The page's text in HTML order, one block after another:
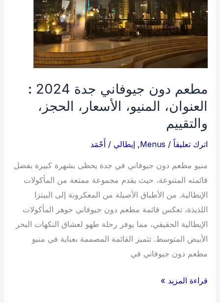
مطعم دون جيوفاني جدة 2024 :
العنوان، المنيو، الأسعار، الحجز،
والتقييم
اترك تعليقاً /
Menus
, إيطالي /أَحْمَد
منيو مطعم دون جيوفاني في جدة يحظى بشهرة كبيرة بفضل
قائمته المتنوعة، حيث يقدم مجموعة ممتعة من المأكولات
الإيطالية. من الأطباق الأصيلة من المعكرونة إلى البيتزا
اللذيذة، تعكس قائمة مطعم دون جيوفاني جوهر المأكولات
الإيطالية الحقيقي، مما يوفر رحلة طهو لعشاق النكهات البحر
الأبيض المتوسط. تتميز القائمة المصممة بعناية في منيو
مطعم دون جيوفاني في
مطعم
قراءة المزيد »